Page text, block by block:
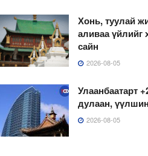
Хонь, туулай
аливаа үйлийг
сайн
2026-08-05
Улаанбаатарт
дулаан,
2026-08-05